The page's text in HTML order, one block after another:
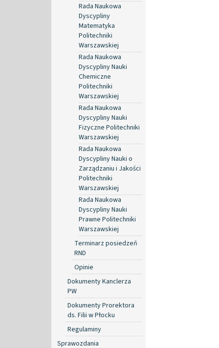
Rada Naukowa
Dyscypliny
Matematyka
Politechniki
Warszawskiej
Rada Naukowa
Dyscypliny Nauki
Chemiczne
Politechniki
Warszawskiej
Rada Naukowa
Dyscypliny Nauki
Fizyczne Politechniki
Warszawskiej
Rada Naukowa
Dyscypliny Nauki o
Zarządzaniu i Jakości
Politechniki
Warszawskiej
Rada Naukowa
Dyscypliny Nauki
Prawne Politechniki
Warszawskiej
Terminarz posiedzeń
RND
Opinie
Dokumenty Kanclerza
PW
Dokumenty Prorektora
ds. Filii w Płocku
Regulaminy
Sprawozdania